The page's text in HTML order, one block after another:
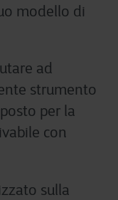
modello di
ad
strumento
per la
con
sulla